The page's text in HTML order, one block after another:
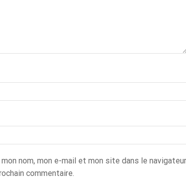
nom, mon e-mail et mon site dans le navigateur
commentaire.